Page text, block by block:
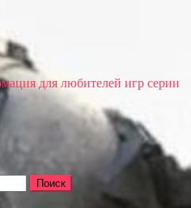
для любителей игр серии